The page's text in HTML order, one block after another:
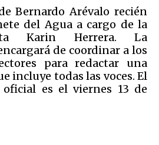
Bernardo Arévalo recién
del Agua a cargo de la
Karin Herrera. La
de coordinar a los
para redactar una
incluye todas las voces. El
es el viernes 13 de